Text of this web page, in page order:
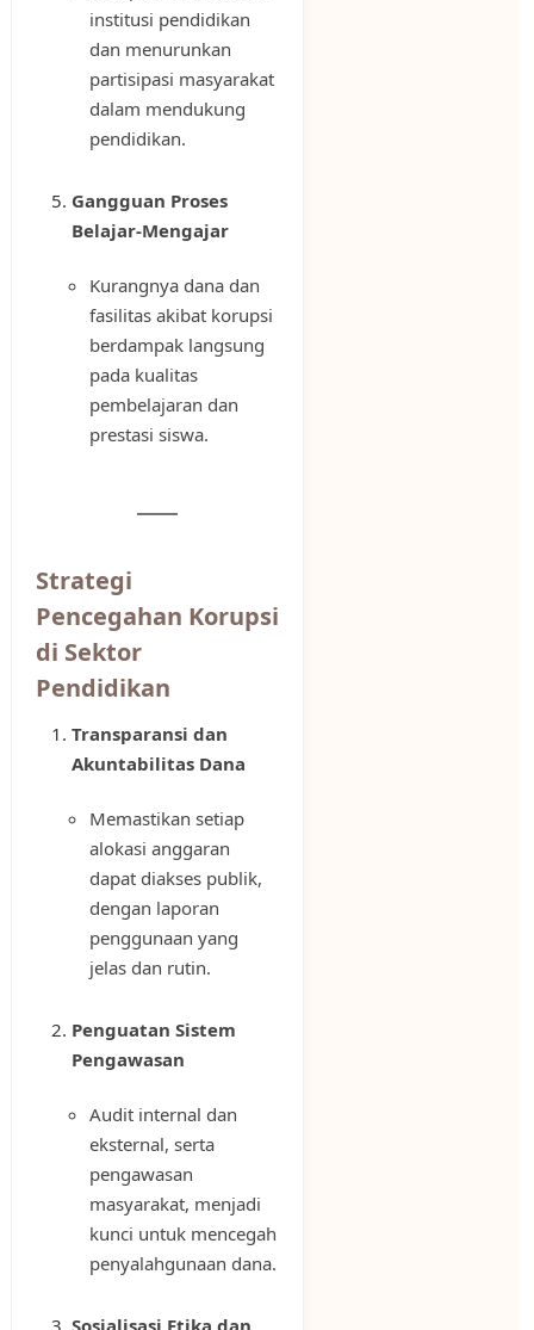
institusi pendidikan
dan menurunkan
partisipasi masyarakat
dalam mendukung
pendidikan.
Gangguan Proses
Belajar-Mengajar
Kurangnya dana dan
fasilitas akibat korupsi
berdampak langsung
pada kualitas
pembelajaran dan
prestasi siswa.
Strategi
Pencegahan Korupsi
di Sektor
Pendidikan
Transparansi dan
Akuntabilitas Dana
Memastikan setiap
alokasi anggaran
dapat diakses publik,
dengan laporan
penggunaan yang
jelas dan rutin.
Penguatan Sistem
Pengawasan
Audit internal dan
eksternal, serta
pengawasan
masyarakat, menjadi
kunci untuk mencegah
penyalahgunaan dana.
Sosialisasi Etika dan